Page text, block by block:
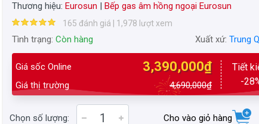
Thương hiệu: Eurosun | Bếp gas âm hồng ngoại Eurosun
165 đánh giá | 1,978 lượt xem
Tình trạng: Còn hàng Xuất xứ: Trung
Giá sốc Online 3,390,000₫
Giá thị trường 4,690,000₫
Tiết
-
Chọn số lượng: Cho vào giỏ hàng